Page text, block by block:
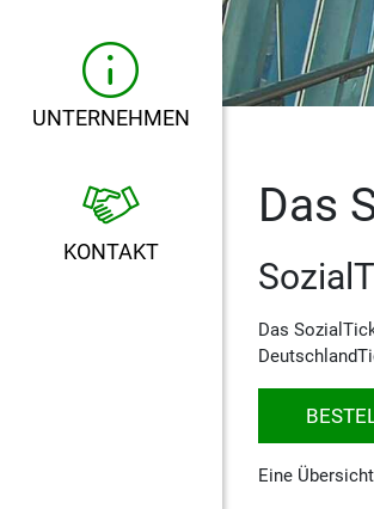
Das
Das
Eine
UNTERNEHMEN
KONTAKT